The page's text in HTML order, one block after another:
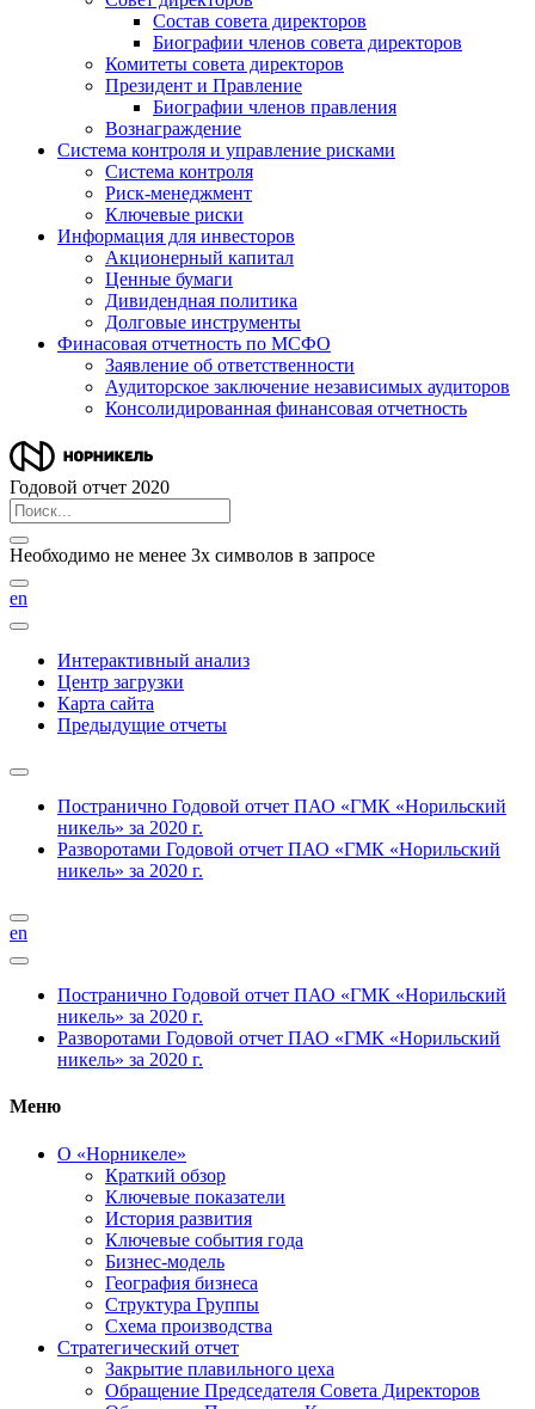
Состав совета директоров
Биографии членов совета директоров
Комитеты совета директоров
Президент и Правление
Биографии членов правления
Вознаграждение
Система контроля и управление рисками
Система контроля
Риск-менеджмент
Ключевые риски
Информация для инвесторов
Акционерный капитал
Ценные бумаги
Дивидендная политика
Долговые инструменты
Финасовая отчетность по МСФО
Заявление об ответственности
Аудиторское заключение независимых аудиторов
Консолидированная финансовая отчетность
Годовой отчет 2020
Необходимо не менее 3х символов в запросе
en
Интерактивный анализ
Центр загрузки
Карта сайта
Предыдущие отчеты
Постранично Годовой отчет ПАО «ГМК «Норильский
никель» за 2020 г.
Разворотами Годовой отчет ПАО «ГМК «Норильский
никель» за 2020 г.
en
Постранично Годовой отчет ПАО «ГМК «Норильский
никель» за 2020 г.
Разворотами Годовой отчет ПАО «ГМК «Норильский
никель» за 2020 г.
Меню
О «Норникеле»
Краткий обзор
Ключевые показатели
История развития
Ключевые события года
Бизнес-модель
География бизнеса
Структура Группы
Схема производства
Стратегический отчет
Закрытие плавильного цеха
Обращение Председателя Совета Директоров